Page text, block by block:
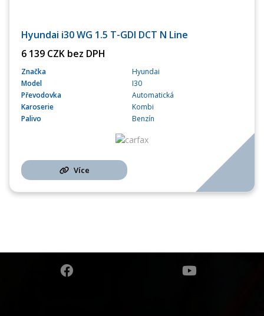
Hyundai i30 WG 1.5 T-GDI DCT N Line
6 139 CZK bez DPH
Značka
Hyundai
Model
I30
Převodovka
Automatická
Karoserie
Kombi
Palivo
Benzín
Více